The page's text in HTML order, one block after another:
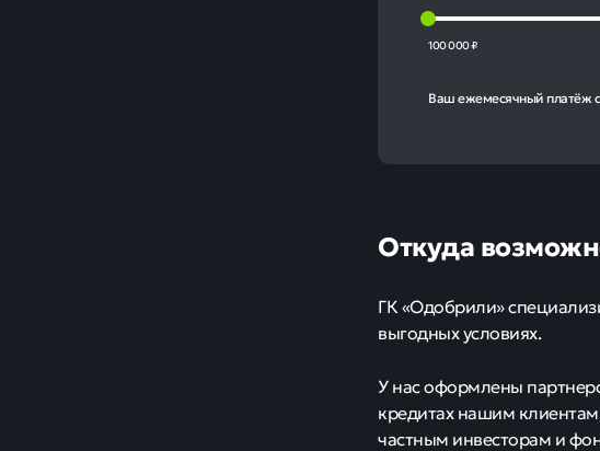
100 000 ₽
Ваш ежемесячный платёж
Откуда
ГК «Одобрили»
выгодных условиях.
У нас оформлены
кредитах нашим
частным инвесторам и